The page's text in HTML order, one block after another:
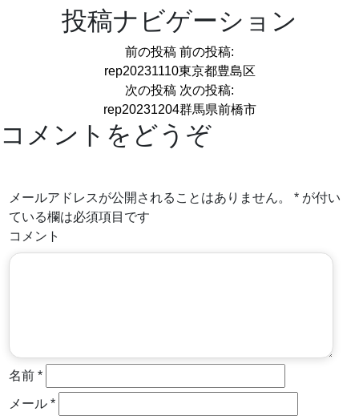
投稿ナビゲーション
前の投稿 前の投稿:
rep20231110東京都豊島区
次の投稿 次の投稿:
rep20231204群馬県前橋市
コメントをどうぞ
メールアドレスが公開されることはありません。 * が付い
ている欄は必須項目です
コメント
名前*
メール*